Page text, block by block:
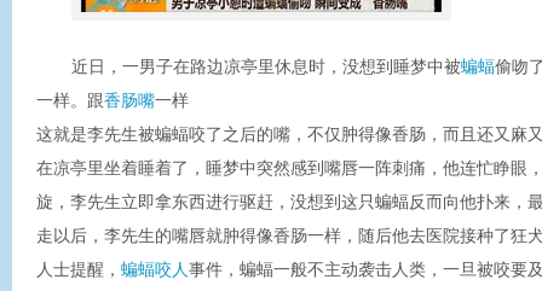
近日，一男子在路边凉亭里休息时，没想到睡梦中被蝙蝠偷吻
一样。跟香肠嘴一样
这就是李先生被蝙蝠咬了之后的嘴，不仅肿得像香肠，而且还又麻
在凉亭里坐着睡着了，睡梦中突然感到嘴唇一阵刺痛，他连忙睁眼
旋，李先生立即拿东西进行驱赶，没想到这只蝙蝠反而向他扑来，
走以后，李先生的嘴唇就肿得像香肠一样，随后他去医院接种了狂
人士提醒， 蝙蝠咬人事件，蝙蝠一般不主动袭击人类，一旦被咬要